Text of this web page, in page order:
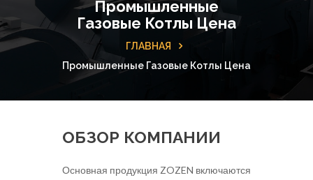
Промышленные
Газовые Котлы Цена
ГЛАВНАЯ
Промышленные Газовые Котлы Цена
ОБЗОР КОМПАНИИ
Основная продукция ZOZEN включаются